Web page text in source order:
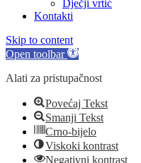
Dječji vrtić
Kontakti
Skip to content
Open toolbar
Alati za pristupačnost
Povećaj Tekst
Smanji Tekst
Crno-bijelo
Viskoki kontrast
Negativni kontrast